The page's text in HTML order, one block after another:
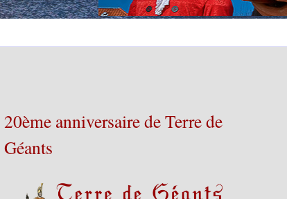
20ème anniversaire de Terre de
Géants